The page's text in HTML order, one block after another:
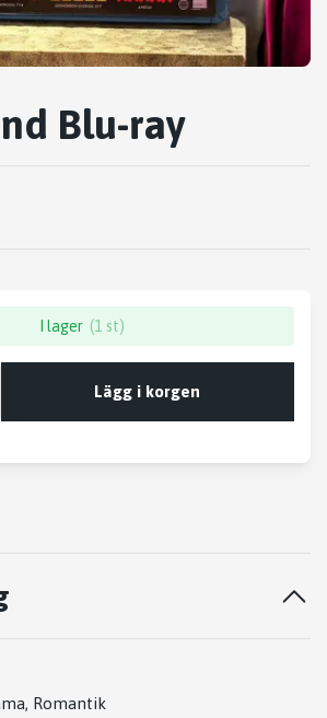
Blu-ray
I lager (1 st)
Lägg i korgen
Romantik